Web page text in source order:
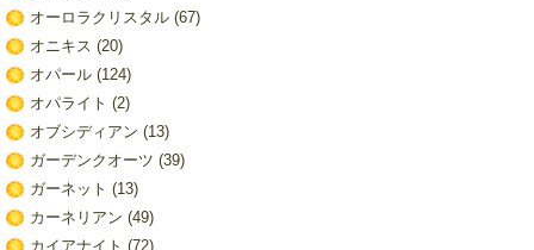
オーロラクリスタル(67)
オニキス (20)
オパール(124)
オパライト (2)
オブシディアン (13)
ガーデンクオーツ (39)
ガーネット (13)
カーネリアン (49)
カイアナイト (72)